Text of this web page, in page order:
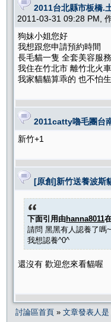
2011台北縣市板橋.
2011-03-31 09:28 PM,
狗妹小姐您好
我想跟您申請預約時間
長毛貓一隻 全套美容服
我住在竹北市 離竹北火
我家貓貓算乖的 也不怕
2011catty嚕毛團台
新竹+1
[原創]新竹送養波斯
下面引用由hanna8011
請問 黑黑有人認養了嗎
我想認養^0^
還沒有 歡迎您來看貓喔
討論區首頁 » 文章發表人